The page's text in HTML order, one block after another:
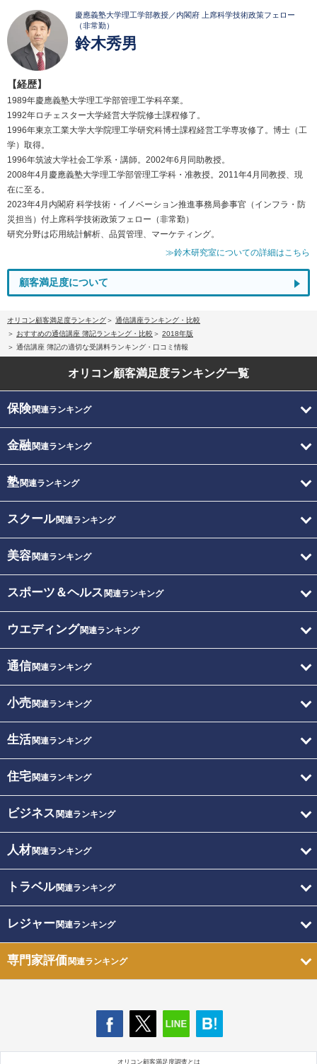
慶應義塾大学理工学部教授／内閣府 上席科学技術政策フェロー
（非常勤）
鈴木秀男
【経歴】
1989年慶應義塾大学理工学部管理工学科卒業。
1992年ロチェスター大学経営大学院修士課程修了。
1996年東京工業大学大学院理工学研究科博士課程経営工学専攻修了。博士（工
学）取得。
1996年筑波大学社会工学系・講師。2002年6月同助教授。
2008年4月慶應義塾大学理工学部管理工学科・准教授。2011年4月同教授、現
在に至る。
2023年4月内閣府 科学技術・イノベーション推進事務局参事官（インフラ・防
災担当）付上席科学技術政策フェロー（非常勤）
研究分野は応用統計解析、品質管理、マーケティング。
≫鈴木研究室についての詳細はこちら
顧客満足度について
オリコン顧客満足度ランキング
通信講座ランキング・比較
おすすめの通信講座 簿記ランキング・比較
2018年版
通信講座 簿記の適切な受講料ランキング・口コミ情報
オリコン顧客満足度ランキング一覧
保険関連ランキング
金融関連ランキング
塾関連ランキング
スクール関連ランキング
美容関連ランキング
スポーツ＆ヘルス 関連ランキング
ウエディング関連ランキング
通信関連ランキング
小売関連ランキング
生活関連ランキング
住宅関連ランキング
ビジネス 関連ランキング
人材関連ランキング
トラベル関連ランキング
レジャー関連ランキング
専門家評価関連ランキング
オリコン顧客満足度調査とは